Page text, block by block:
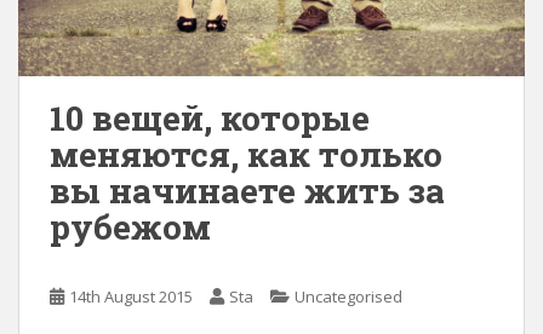
10 вещей, которые
меняются, как только
вы начинаете жить за
рубежом
14th August 2015 Sta Uncategorised